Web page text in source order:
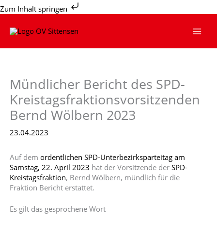
Zum Inhalt springen
Zum
Inhalt
Mündlicher Bericht des SPD-
Kreistagsfraktionsvorsitzenden
Bernd Wölbern 2023
23.04.2023
Auf dem ordentlichen SPD-Unterbezirksparteitag am
Samstag, 22. April 2023 hat der Vorsitzende der SPD-
Kreistagsfraktion, Bernd Wölbern, mündlich für die
Fraktion Bericht erstattet.
Es gilt das gesprochene Wort